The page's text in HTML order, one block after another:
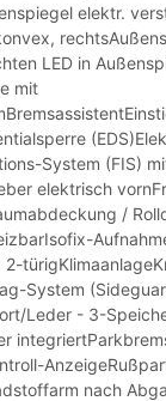
elektr.
LED in
mit
System (FIS)
elektrisch
/
2-
System
Leder - 3-
nach